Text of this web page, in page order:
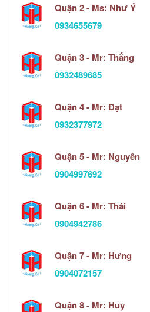
Quận 2 - Ms: Như Ý
0934655679
Quận 3 - Mr: Thắng
0932489685
Quận 4 - Mr: Đạt
0932377972
Quận 5 - Mr: Nguyên
0904997692
Quận 6 - Mr: Thái
0904942786
Quận 7 - Mr: Hưng
0904072157
Quận 8 - Mr: Huy